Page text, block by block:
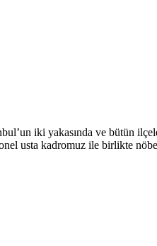
iki yakasında ve bütün
usta kadromuz ile birlikte